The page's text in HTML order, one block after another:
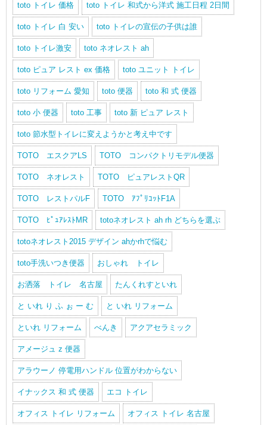
toto トイレ 価格 toto トイレ 和式から洋式 施工日程 2日間
toto トイレ 白 安い toto トイレの宣伝の子供は誰
toto トイレ激安 toto ネオレスト ah
toto ピュア レスト ex 価格 toto ユニット トイレ
toto リフォーム 愛知 toto 便器 toto 和 式 便器
toto 小 便器 toto 工事 toto 新 ピュア レスト
toto 節水型トイレに変えようかと考え中です
TOTO エスクアLS TOTO コンパクトリモデル便器
TOTO ネオレスト TOTO ピュアレストQR
TOTO レストパルF TOTO ｱﾌﾟﾘｺｯﾄF1A
TOTO ﾋﾟｭｱﾚｽﾄMR totoネオレスト ah rh どちらを選ぶ
totoネオレスト2015 デザイン ahかrhで悩む
toto手洗いつき便器 おしゃれ トイレ
お洒落 トイレ 名古屋 たんくれすといれ
と いれ り ふ ぉ ー む と いれ リフォーム
といれ リフォーム べんき アクアセラミック
アメージュ z 便器
アラウーノ 停電用ハンドル 位置がわからない
イナックス 和 式 便器 エコ トイレ
オフィス トイレ リフォーム オフィス トイレ 名古屋